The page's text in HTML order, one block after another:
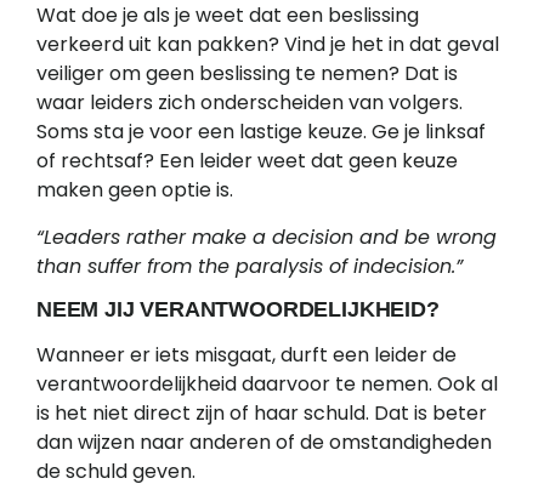
Wat doe je als je weet dat een beslissing
verkeerd uit kan pakken? Vind je het in dat geval
veiliger om geen beslissing te nemen? Dat is
waar leiders zich onderscheiden van volgers.
Soms sta je voor een lastige keuze. Ge je linksaf
of rechtsaf? Een leider weet dat geen keuze
maken geen optie is.
“Leaders rather make a decision and be wrong
than suffer from the paralysis of indecision.”
NEEM JIJ VERANTWOORDELIJKHEID?
Wanneer er iets misgaat, durft een leider de
verantwoordelijkheid daarvoor te nemen. Ook al
is het niet direct zijn of haar schuld. Dat is beter
dan wijzen naar anderen of de omstandigheden
de schuld geven.